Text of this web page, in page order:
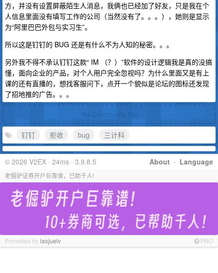
方，并没有设置屏蔽陌生人消息，我俩也已经加了好友，只是我在个
人信息里面没有填写工作的公司（当然没有了。。。），她则是显示
为“阿里巴巴外包与实习生”。
所以这是钉钉的 BUG 还是有什么不为人知的秘密。。。
另外我不得不承认钉钉这款“ IM （？）”软件的设计逻辑我是真的没搞
懂，面向企业的产品，对个人用户完全忽视吗？为什么里面又是有上
课的还有直播的，想找客服问下，点开一个貌似是论坛的图标还发现
了招地推的广告。。。
No Comments Yet
钉钉 拒收 bug 三计科
About · Language
© 2026 V2EX · 24ms · 3.9.8.5
老倔驴证券开户巨靠谱，已助千人!
Promoted bylaojuelv PRO